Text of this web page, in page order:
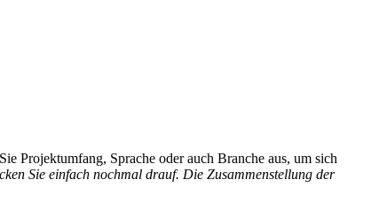
Projektumfang, Sprache oder auch Branche aus, um sich
Sie einfach nochmal drauf. Die Zusammenstellung der